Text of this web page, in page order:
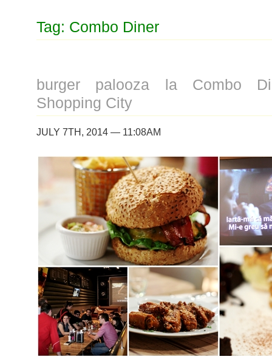
Tag: Combo Diner
burger palooza la Combo
Shopping City
JULY 7TH, 2014 — 11:08AM